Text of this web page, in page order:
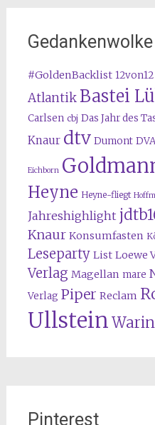
Gedankenwolke
#GoldenBacklist 12von12
Atlantik Bastei
Carlsen cbj Das Jahr des
Knaur dtv Dumont
Eichborn
Heyne Heyne-fliegt
Jahreshighlight
Knaur Konsumfasten
Leseparty List Loewe
Verlag Magellan mare
Verlag Piper Reclam
Ullstein
Pinterest